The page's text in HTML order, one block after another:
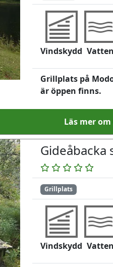
Vindskydd Vatten
Grillplats på
är öppen finns.
Läs mer
Gideåbacka
Grillplats
Vindskydd Vatten